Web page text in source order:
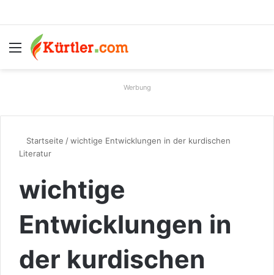
Menü
Werbung
Startseite /wichtige Entwicklungen in der kurdischen
Literatur
wichtige
Entwicklungen in
der kurdischen